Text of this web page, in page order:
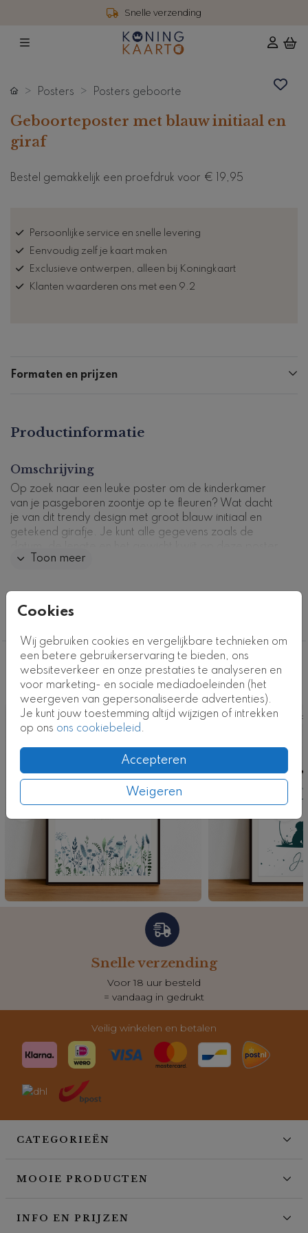
Snelle verzending
Cookies
Wij gebruiken cookies en vergelijkbare technieken om
een betere gebruikerservaring te bieden, ons
websiteverkeer en onze prestaties te analyseren en
voor marketing- en sociale mediadoeleinden (het
weergeven van gepersonaliseerde advertenties).
Je kunt jouw toestemming altijd wijzigen of intrekken
op ons ons cookiebeleid.
Accepteren
Weigeren
Posters Posters geboorte
Geboorteposter met blauw initiaal en
giraf
Bestel gemakkelijk een proefdruk voor € 19,95
Persoonlijke service en snelle levering
Eenvoudig zelf je kaart maken
Exclusieve ontwerpen, alleen bij Koningkaart
Klanten waarderen ons met een 9.2
Formaten en prijzen
Productinformatie
Omschrijving
Op zoek naar een leuke poster om de kinderkamer
van je pasgeboren zoontje op te fleuren? Wat dacht
je van dit trendy design met groot blauw initiaal en
getekend girafje. Je kunt alle gegevens zoals de
Toon meer
Collectie
Deze ontwerpen vind je misschien ook
leuk
Poster
Snelle verzending
Voor 18 uur besteld
= vandaag in gedrukt
Veilig winkelen en betalen
CATEGORIEËN
MOOIE PRODUCTEN
INFO EN PRIJZEN